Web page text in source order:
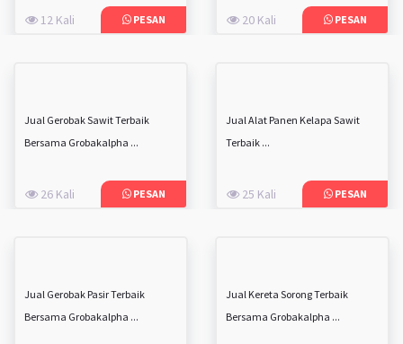
12 Kali PESAN 20 Kali PESAN
Jual Gerobak Sawit Terbaik
Bersama Grobakalpha ...
26 Kali PESAN
Jual Alat Panen Kelapa Sawit
Terbaik ...
25 Kali PESAN
Jual Gerobak Pasir Terbaik
Bersama Grobakalpha ...
Jual Kereta Sorong Terbaik
Bersama Grobakalpha ...